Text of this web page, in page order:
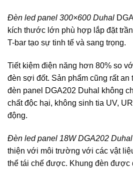
Đèn led panel 300×600 Duhal
kích thước lớn phù hợp lắp đặt
T-bar tạo sự tinh tế và sang trọng.
Tiết kiệm điện năng hơn 80% so
đèn sợi đốt. Sản phẩm cũng rất
đèn panel DGA202 Duhal không
chất độc hại, không sinh tia UV,
động.
Đèn led panel 18W DGA202 Duhal
thiện với môi trường với các vật
thể tái chế được. Khung đèn được